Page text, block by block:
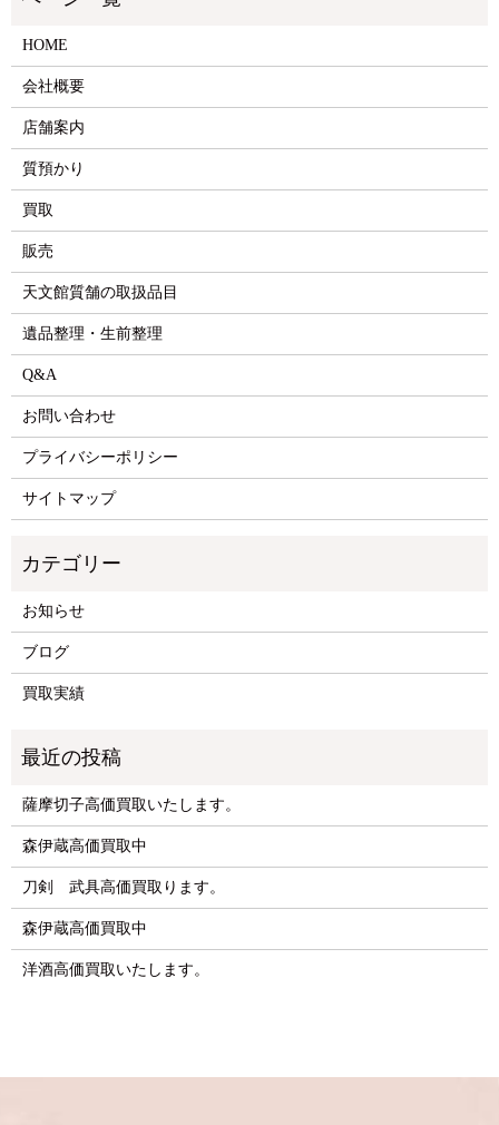
HOME
会社概要
店舗案内
質預かり
買取
販売
天文館質舗の取扱品目
遺品整理・生前整理
Q&A
お問い合わせ
プライバシーポリシー
サイトマップ
お知らせ
ブログ
買取実績
薩摩切子高価買取いたします。
森伊蔵高価買取中
刀剣 武具高価買取ります。
森伊蔵高価買取中
洋酒高価買取いたします。